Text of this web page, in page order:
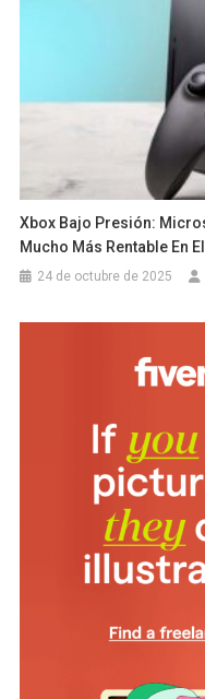
Xbox Bajo Presión:
Mucho Más Rentable En
24 de octubre de 2025